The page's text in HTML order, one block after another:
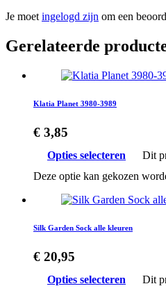
Je moet ingelogd zijn om een
Gerelateerde
Klatia Planet 3980-3989
€ 3,85
Opties selecteren
Dit
Deze optie kan gekozen
Silk Garden Sock alle kleuren
€ 20,95
Opties selecteren
Dit